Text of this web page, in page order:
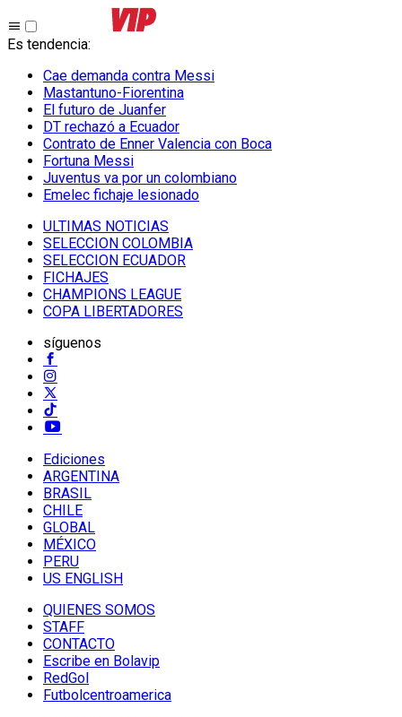
Es tendencia:
Cae demanda contra Messi
Mastantuno-Fiorentina
El futuro de Juanfer
DT rechazó a Ecuador
Contrato de Enner Valencia con Boca
Fortuna Messi
Juventus va por un colombiano
Emelec fichaje lesionado
ULTIMAS NOTICIAS
SELECCION COLOMBIA
SELECCION ECUADOR
FICHAJES
CHAMPIONS LEAGUE
COPA LIBERTADORES
síguenos
Ediciones
ARGENTINA
BRASIL
CHILE
GLOBAL
MÉXICO
PERU
US ENGLISH
QUIENES SOMOS
STAFF
CONTACTO
Escribe en Bolavip
RedGol
Futbolcentroamerica